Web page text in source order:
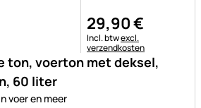
ton, voerton met deksel,
60 liter
voer en meer
29,90€
Belastinginformatie:
Incl. btwexcl.
verzendkosten